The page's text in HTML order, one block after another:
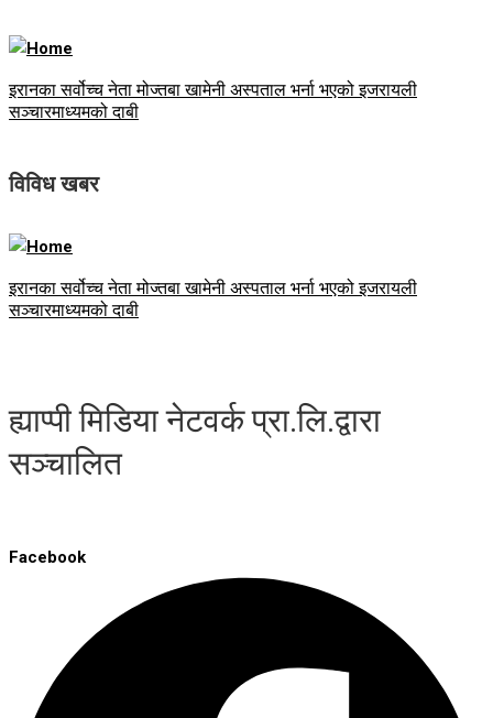
इरानका सर्वोच्च नेता मोज्तबा खामेनी अस्पताल भर्ना भएको इजरायली
सञ्चारमाध्यमको दाबी
विविध खबर
इरानका सर्वोच्च नेता मोज्तबा खामेनी अस्पताल भर्ना भएको इजरायली
सञ्चारमाध्यमको दाबी
ह्याप्पी मिडिया नेटवर्क प्रा.लि.द्वारा
सञ्चालित
Facebook